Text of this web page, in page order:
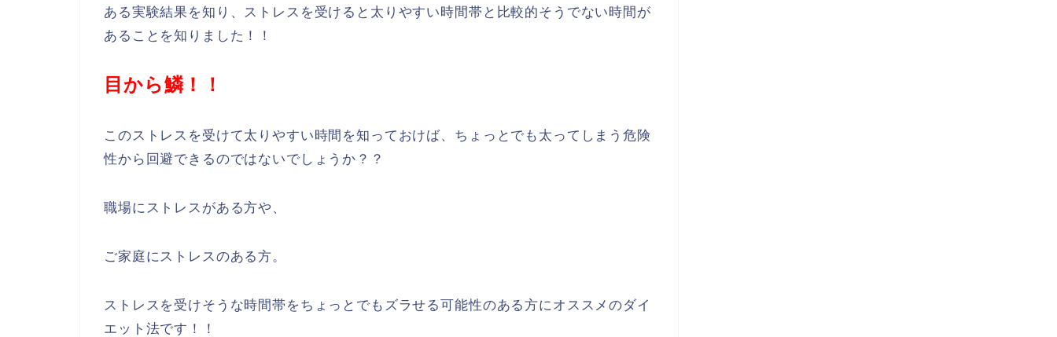
ある実験結果を知り、ストレスを受けると太りやすい時間帯と比較的そうでない時間が
あることを知りました！！
目から鱗！！
このストレスを受けて太りやすい時間を知っておけば、ちょっとでも太ってしまう危険
性から回避できるのではないでしょうか？？
職場にストレスがある方や、
ご家庭にストレスのある方。
ストレスを受けそうな時間帯をちょっとでもズラせる可能性のある方にオススメのダイ
エット法です！！